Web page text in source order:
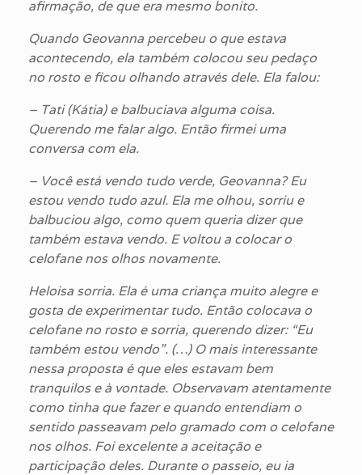
afirmação, de que era mesmo bonito.
Quando Geovanna percebeu o que estava
acontecendo, ela também colocou seu pedaço
no rosto e ficou olhando através dele. Ela falou:
– Tati (Kátia) e balbuciava alguma coisa.
Querendo me falar algo. Então firmei uma
conversa com ela.
– Você está vendo tudo verde, Geovanna? Eu
estou vendo tudo azul. Ela me olhou, sorriu e
balbuciou algo, como quem queria dizer que
também estava vendo. E voltou a colocar o
celofane nos olhos novamente.
Heloisa sorria. Ela é uma criança muito alegre e
gosta de experimentar tudo. Então colocava o
celofane no rosto e sorria, querendo dizer: “Eu
também estou vendo”. (…) O mais interessante
nessa proposta é que eles estavam bem
tranquilos e à vontade. Observavam atentamente
como tinha que fazer e quando entendiam o
sentido passeavam pelo gramado com o celofane
nos olhos. Foi excelente a aceitação e
participação deles. Durante o passeio, eu ia